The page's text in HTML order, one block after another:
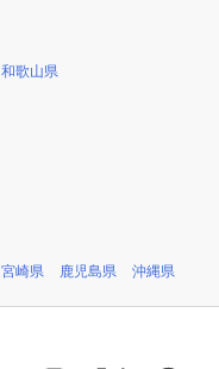
和歌山県
宮崎県 鹿児島県 沖縄県